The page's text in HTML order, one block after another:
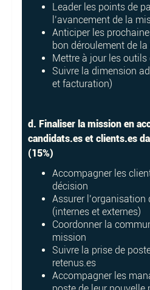
Leader les points de
l’avancement de la
Anticiper les
bon déroulement de
Mettre à jour les outils
Suivre la dimension
et facturation)
d. Finaliser la mission en
candidats.es et clients.es
(15%)
Accompagner les
décision
Assurer
(internes et externes)
Coordonner la
mission
Suivre la prise de
retenus.es
Accompagner les